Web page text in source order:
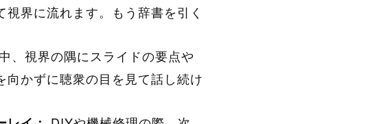
界に流れます。もう辞書を引く
、視界の隅にスライドの要点や
向かずに聴衆の目を見て話し続け